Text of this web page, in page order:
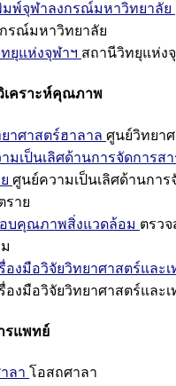
พ์จุฬาลงกรณ์มหาวิทยาลัย
รณ์มหาวิทยาลัย
ยุแห่งจุฬาฯ สถานีวิทยุแห่ง
เคราะห์คุณภาพ
าศาสตร์ฮาลาล ศูนย์วิทยา
มเป็นเลิศด้านการจัดการสา
ศูนย์ความเป็นเลิศด้านการ
ราย
บคุณภาพสิ่งแวดล้อม ตรว
องมือวิจัยวิทยาศาสตร์และเ
องมือวิจัยวิทยาศาสตร์และเ
รแพทย์
ลา โอสถศาลา